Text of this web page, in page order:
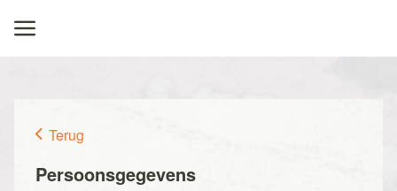
Terug
Persoonsgegevens